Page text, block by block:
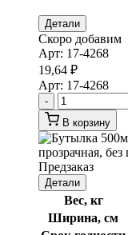
Детали
Скоро добавим
Арт: 17-4268
19,64 ₽
Арт: 17-4268
-
В корзину
Предзаказ
Детали
Вес, кг
Ширина, см